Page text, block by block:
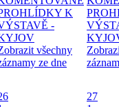
K
-
všechny
ze dne
27